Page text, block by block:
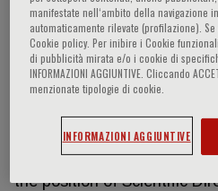
Luca Gianaroli
Dr. Luca Gianaroli is
Medicine since the end of
Scientific Director of
the Study of Reproductive
the position of Scientific
manifestate nell‘ambito della navigazione
automaticamente rilevate (profilazione).
Cookie policy. Per inibire i Cookie
di pubblicità mirata e/o i cookie di
INFORMAZIONI AGGIUNTIVE. Cliccando
menzionate tipologie di cookie.
INFORMAZIONI AGGIUNTIVE